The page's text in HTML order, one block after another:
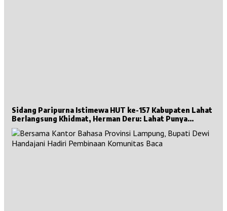
Sidang Paripurna Istimewa HUT ke-157 Kabupaten Lahat
Berlangsung Khidmat, Herman Deru: Lahat Punya
Sejarah Besar untuk Sumsel